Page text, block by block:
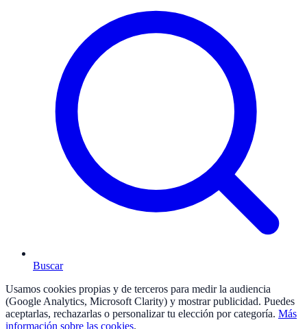
Buscar
Usamos cookies propias y de terceros para medir la audiencia
(Google Analytics, Microsoft Clarity) y mostrar publicidad. Puedes
aceptarlas, rechazarlas o personalizar tu elección por categoría. Más
información sobre las cookies.